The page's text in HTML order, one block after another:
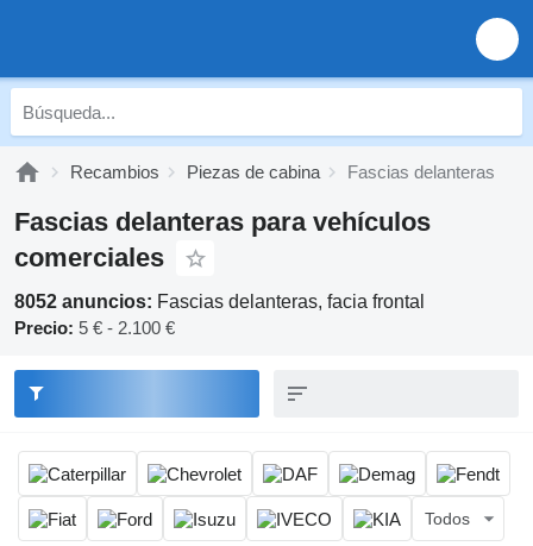
Recambios Piezas de cabina Fascias delanteras
Fascias delanteras para vehículos
comerciales
8052 anuncios: Fascias delanteras, facia frontal
Precio: 5 € - 2.100 €
Todos